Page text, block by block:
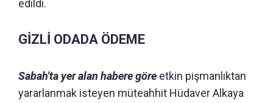
edildi.
GİZLİ ODADA ÖDEME
Sabah'ta yer alan habere göre etkin pişmanlıktan
yararlanmak isteyen müteahhit Hüdaver Alkaya